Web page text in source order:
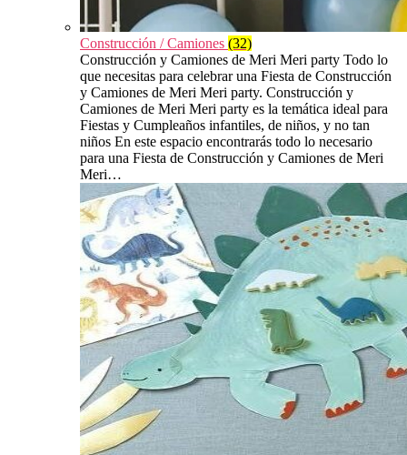
Construcción / Camiones (32)
Construcción y Camiones de Meri Meri party Todo lo
que necesitas para celebrar una Fiesta de Construcción
y Camiones de Meri Meri party. Construcción y
Camiones de Meri Meri party es la temática ideal para
Fiestas y Cumpleaños infantiles, de niños, y no tan
niños En este espacio encontrarás todo lo necesario
para una Fiesta de Construcción y Camiones de Meri
Meri…